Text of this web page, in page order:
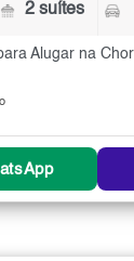
2 suítes